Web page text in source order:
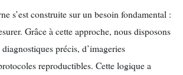
s’est construite sur un besoin fondamental :
Grâce à cette approche, nous disposons
précis, d’imageries
reproductibles. Cette logique a